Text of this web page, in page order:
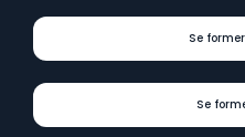
Se
Se